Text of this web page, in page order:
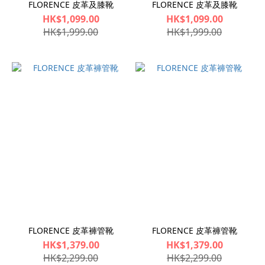
FLORENCE 皮革及膝靴
HK$1,099.00
HK$1,999.00
FLORENCE 皮革及膝靴
HK$1,099.00
HK$1,999.00
FLORENCE 皮革褲管靴
HK$1,379.00
HK$2,299.00
FLORENCE 皮革褲管靴
HK$1,379.00
HK$2,299.00